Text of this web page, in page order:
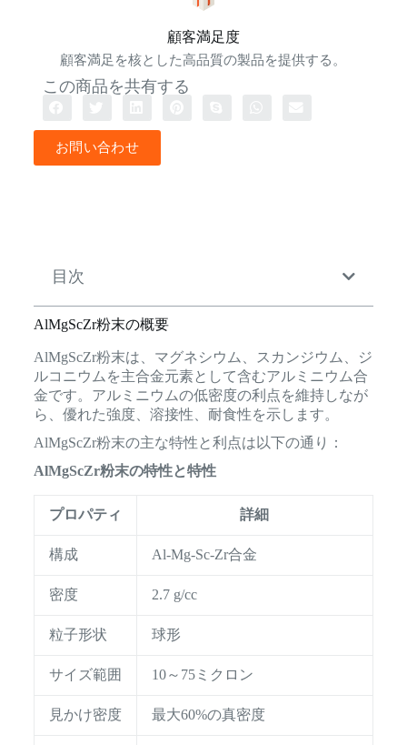
顧客満足度
顧客満足を核とした高品質の製品を提供する。
この商品を共有する
お問い合わせ
目次
AlMgScZr粉末の概要
AlMgScZr粉末は、マグネシウム、スカンジウム、ジ
ルコニウムを主合金元素として含むアルミニウム合
金です。アルミニウムの低密度の利点を維持しなが
ら、優れた強度、溶接性、耐食性を示します。
AlMgScZr粉末の主な特性と利点は以下の通り：
AlMgScZr粉末の特性と特性
プロパティ 詳細
構成 Al-Mg-Sc-Zr合金
密度 2.7 g/cc
粒子形状 球形
サイズ範囲 10～75ミクロン
見かけ密度 最大60%の真密度